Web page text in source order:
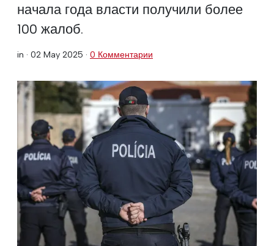
начала года власти получили более
100 жалоб.
in · 02 May 2025 · 0 Комментарии